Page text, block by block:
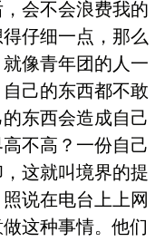
会不会浪费我的
仔细一点，那么
像青年团的人一
己的东西都不敢
东西会造成自己
不高？一份自己
这就叫境界的提
说在电台上上网
这种事情。他们